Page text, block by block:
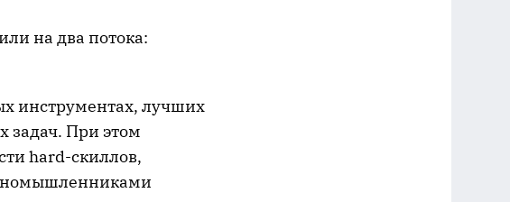
на два потока:
инструментах, лучших
задач. При этом
hard-скиллов,